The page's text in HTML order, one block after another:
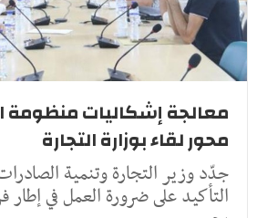
معالجة إشكاليات منظومة
محور لقاء بوزارة التجارة
جدّد وزير التجارة وتنمية
التأكيد على ضرورة العمل في